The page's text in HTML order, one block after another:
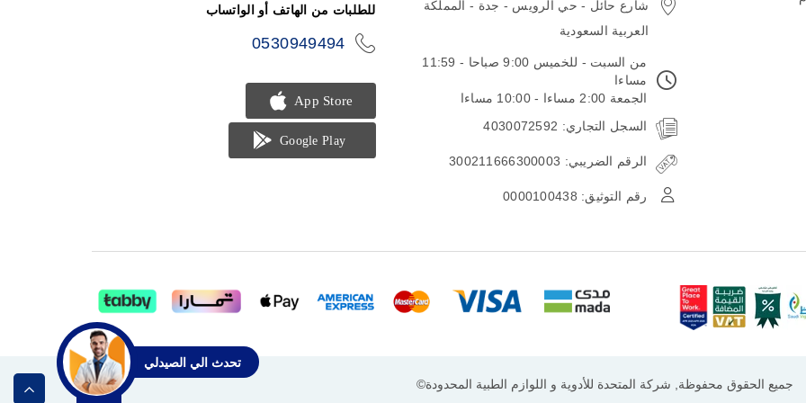
تحدث الي الصيدلي
شارع حائل - حي الرويس - جدة - المملكة
العربية السعودية
من السبت - للخميس 9:00 صباحا - 11:59
مساءا
الجمعة 2:00 مساءا - 10:00 مساءا
السجل التجاري: 4030072592
الرقم الضريبي: 300211666300003
رقم التوثيق: 0000100438
للطلبات من الهاتف أو الواتساب
0530949494
جميع الحقوق محفوظة, شركة المتحدة للأدوية و اللوازم الطبية المحدودة©